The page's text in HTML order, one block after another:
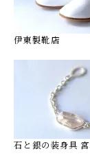
伊東製靴店
石と銀の装身具